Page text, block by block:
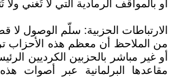
أو بالمواقف الرمادية التي لا تُغني ولا
الارتباطات الحزبية: سلّم الوصول لا
من الملاحظ أن معظم هذه الأحزاب
أو غير مباشر بالحزبين الكرديين
مقاعدها البرلمانية عبر أصوات